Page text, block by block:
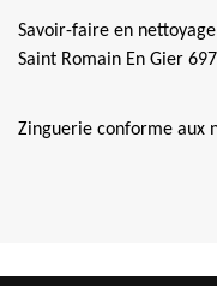
Savoir-faire en
Saint Romain En Gier
Zinguerie conforme aux